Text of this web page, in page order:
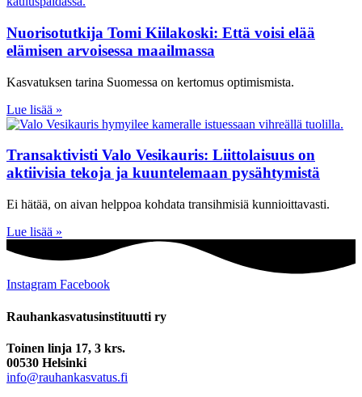
Nuorisotutkija Tomi Kiilakoski: Että voisi elää
elämisen arvoisessa maailmassa
Kasvatuksen tarina Suomessa on kertomus optimismista.
Lue lisää »
Transaktivisti Valo Vesikauris: Liittolaisuus on
aktiivisia tekoja ja kuuntelemaan pysähtymistä
Ei hätää, on aivan helppoa kohdata transihmisiä kunnioittavasti.
Lue lisää »
Instagram Facebook
Rauhankasvatus­instituutti ry
Toinen linja 17, 3 krs.
00530 Helsinki
info@rauhankasvatus.fi